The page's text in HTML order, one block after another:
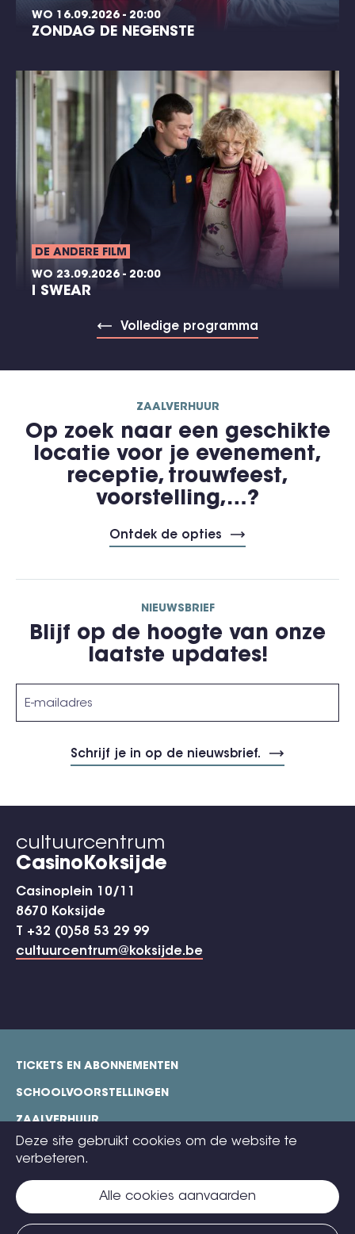
WO 16.09.2026 - 20:00
ZONDAG DE NEGENSTE
DE ANDERE FILM
WO 23.09.2026 - 20:00
I SWEAR
Volledige programma
ZAALVERHUUR
Op zoek naar een geschikte
locatie voor je evenement,
receptie, trouwfeest,
voorstelling,…?
Ontdek de opties
NIEUWSBRIEF
Blijf op de hoogte van onze
laatste updates!
cultuurcentrum
CasinoKoksijde
Casinoplein 10/11
8670 Koksijde
T +32 (0)58 53 29 99
cultuurcentrum@koksijde.be
Deze site gebruikt cookies om de website te
verbeteren.
Alle cookies aanvaarden
footer
TICKETS EN ABONNEMENTEN
SCHOOLVOORSTELLINGEN
ZAALVERHUUR
TECHNISCHE FICHES
CONTACT
TICKETS